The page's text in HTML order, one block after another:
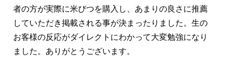
者の方が実際に米びつを購入し、あまりの良さに推薦
していただき掲載される事が決まったりました。生の
お客様の反応がダイレクトにわかって大変勉強になり
ました。ありがとうございます。